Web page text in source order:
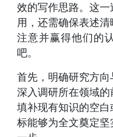
效的写作思路。这
用，还需确保表述
注意并赢得他们的
吧。
首先，明确研究方向
深入调研所在领域
填补现有知识的空
标能够为全文奠定